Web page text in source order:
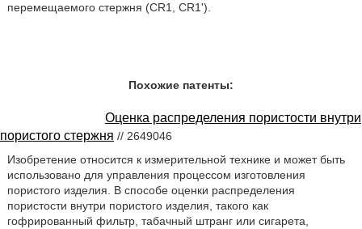
перемещаемого стержня (CR1, CR1').
Похожие патенты:
Оценка распределения пористости внутри
пористого стержня // 2649046
Изобретение относится к измерительной технике и может быть
использовано для управления процессом изготовления
пористого изделия. В способе оценки распределения
пористости внутри пористого изделия, такого как
гофрированный фильтр, табачный штранг или сигарета,